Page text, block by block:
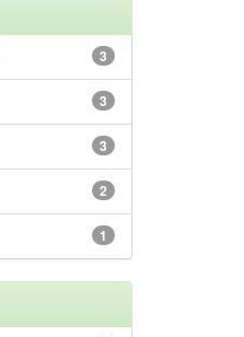
3
3
3
2
1